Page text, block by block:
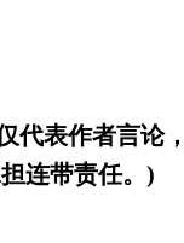
代表作者言论
连带责任。)